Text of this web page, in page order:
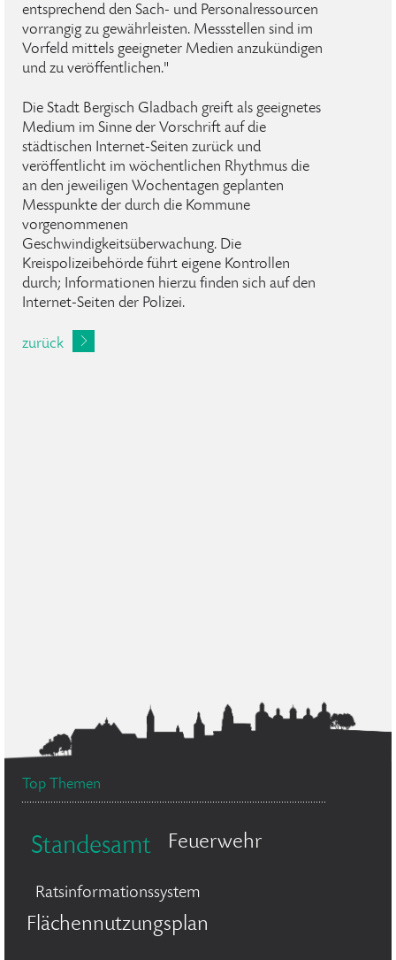
entsprechend den Sach- und Personalressourcen
vorrangig zu gewährleisten. Messstellen sind im
Vorfeld mittels geeigneter Medien anzukündigen
und zu veröffentlichen."
Die Stadt Bergisch Gladbach greift als geeignetes
Medium im Sinne der Vorschrift auf die
städtischen Internet-Seiten zurück und
veröffentlicht im wöchentlichen Rhythmus die
an den jeweiligen Wochentagen geplanten
Messpunkte der durch die Kommune
vorgenommenen
Geschwindigkeitsüberwachung. Die
Kreispolizeibehörde führt eigene Kontrollen
durch; Informationen hierzu finden sich auf den
Internet-Seiten der Polizei.
zurück
Top Themen
Standesamt Feuerwehr
Ratsinformationssystem
Flächennutzungsplan